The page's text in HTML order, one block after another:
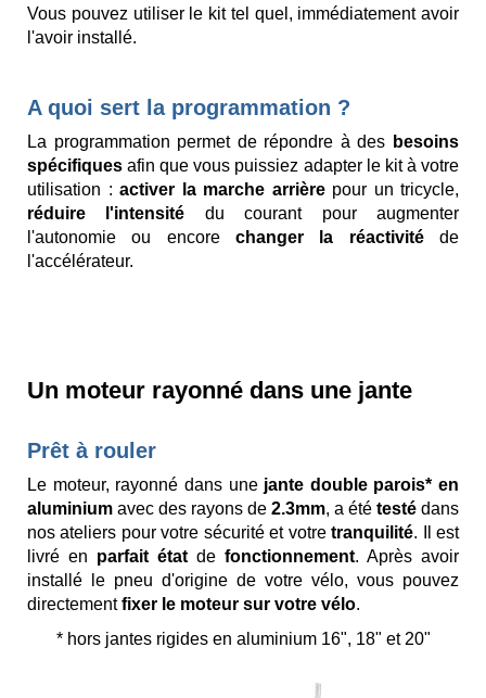
Vous pouvez utiliser le kit tel quel, immédiatement avoir
l'avoir installé.
A quoi sert la programmation ?
La programmation permet de répondre à des besoins
spécifiques afin que vous puissiez adapter le kit à votre
utilisation : activer la marche arrièrepour un tricycle,
réduire l'intensité du courant pour augmenter
l'autonomie ou encore changer la réactivitéde
l'accélérateur.
Un moteur rayonné dans une jante
Prêt à rouler
Le moteur, rayonné dans une jante double parois* en
aluminium avec des rayons de 2.3mm, a été testé dans
nos ateliers pour votre sécurité et votretranquilité. Il est
livré en parfait état de fonctionnement. Après avoir
installé le pneu d'origine de votre vélo, vous pouvez
directementfixer le moteur sur votre vélo.
* hors jantes rigides en aluminium 16", 18" et 20"